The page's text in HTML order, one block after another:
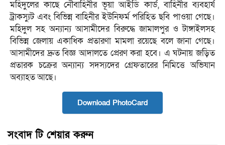
মহিদুলের কাছে নৌবাহিনীর ভূয়া আইডি কার্ড, বাহিনীর ব্যবহার্য
ট্রাকস্যুট এবং বিভিন্ন বাহিনীর ইউনিফর্ম পরিহিত ছবি পাওয়া গেছে।
মহিদুল সহ অন্যান্য আসামীদের বিরুদ্ধে জামালপুর ও টাঙ্গাইলসহ
বিভিন্ন জেলায় একাধিক প্রতারণা মামলা রয়েছে বলে জানা গেছে।
আসামীদের দ্রুত বিজ্ঞ আদালতে প্রেরণ করা হবে। এ ঘটনায় জড়িত
প্রতারক চক্রের অন্যান্য সদস্যদের গ্রেফতারের নিমিত্তে অভিযান
অব্যাহত আছে।
Download PhotoCard
সংবাদ টি শেয়ার করুন